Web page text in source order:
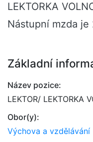
LEKTORKA
Nástupní mzda
Základní
Název pozice:
LEKTOR/ LEKTORKA
Obor(y):
Výchova a vzdělávání